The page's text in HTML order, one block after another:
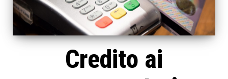
Credito ai